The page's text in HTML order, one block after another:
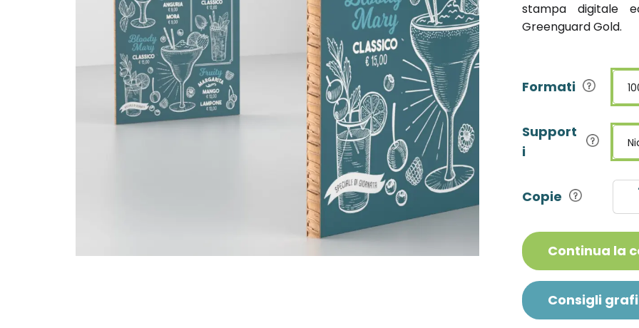
stampa digitale
Greenguard Gold.
Formati
Support
i
Copie
Continua la
Consigli